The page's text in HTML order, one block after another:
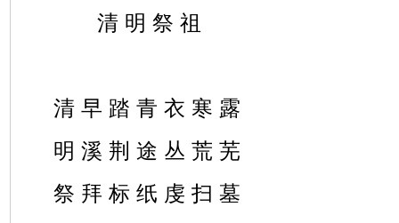
清 明 祭 祖
清 早 踏 青 衣 寒 露
明 溪 荆 途 丛 荒 芜
祭 拜 标 纸 虔 扫 墓